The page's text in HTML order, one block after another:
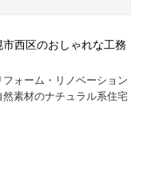
西区のおしゃれな工務
ォーム・リノベーション
素材のナチュラル系住宅